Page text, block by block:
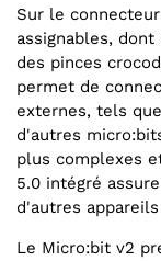
Sur le
assignables,
des pinces
permet de
externes, tels
d'autres
plus complexes
5.0 intégré
d'autres
Le Micro:bit v2